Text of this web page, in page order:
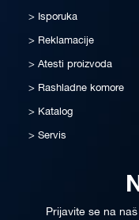
Isporuka
Reklamacije
Atesti proizvoda
Rashladne komore
Katalog
Servis
Prijavite se na